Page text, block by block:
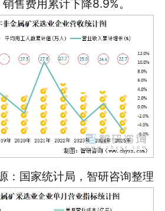
售费用累计下降8.9%。
：国家统计局，智研咨询整理